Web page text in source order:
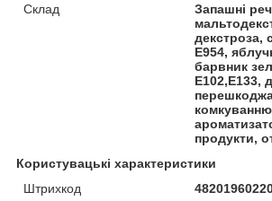
Склад
Запашні
декстроза,
Е954,
барвник
Е102,Е133,
продукти,
Користувацькі характеристики
Штрихкод